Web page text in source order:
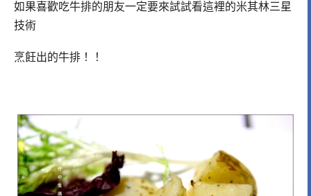
如果喜歡吃牛排的朋友一定要來試試看這裡的米其林三星
技術
烹飪出的牛排！！